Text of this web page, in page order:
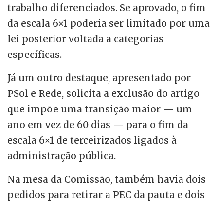
trabalho diferenciados. Se aprovado, o fim
da escala 6×1 poderia ser limitado por uma
lei posterior voltada a categorias
específicas.
Já um outro destaque, apresentado por
PSol e Rede, solicita a exclusão do artigo
que impõe uma transição maior — um
ano em vez de 60 dias — para o fim da
escala 6×1 de terceirizados ligados à
administração pública.
Na mesa da Comissão, também havia dois
pedidos para retirar a PEC da pauta e dois